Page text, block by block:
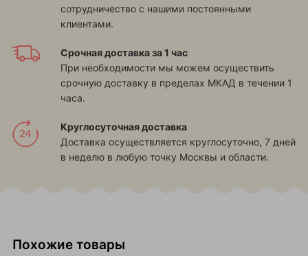
сотрудничество с нашими постоянными
клиентами.
Срочная доставка за 1 час
При необходимости мы можем осуществить
срочную доставку в пределах МКАД в течении 1
часа.
Круглосуточная доставка
Доставка осуществляется круглосуточно, 7 дней
в неделю в любую точку Москвы и области.
Похожие товары